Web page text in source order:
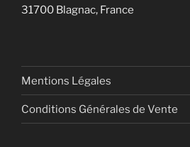
31700 Blagnac, France
Mentions Légales
Conditions Générales de Vente